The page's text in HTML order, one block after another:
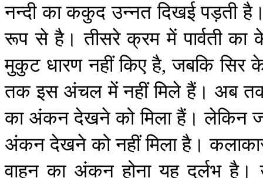
नन्दी का ककुद उन्नत दिखई पड़ती
रूप से है। तीसरे क्रम में पार्वती का
मुकुट धारण नहीं किए है,जबकि सिर
तक इस अंचल में नहीं मिले हैं। अब
का अंकन देखने को मिला हैं। लेकिन
अंकन देखने को नहीं मिला है।
वाहन का अंकन होना यह दुर्लभ है।